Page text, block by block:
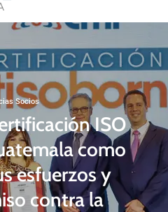
Socios
ISO
como
esfuerzos y
contra la